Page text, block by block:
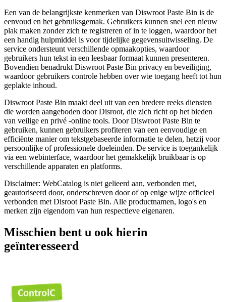
Een van de belangrijkste kenmerken van Diswroot Paste Bin is de
eenvoud en het gebruiksgemak. Gebruikers kunnen snel een nieuw
plak maken zonder zich te registreren of in te loggen, waardoor het
een handig hulpmiddel is voor tijdelijke gegevensuitwisseling. De
service ondersteunt verschillende opmaakopties, waardoor
gebruikers hun tekst in een leesbaar formaat kunnen presenteren.
Bovendien benadrukt Diswroot Paste Bin privacy en beveiliging,
waardoor gebruikers controle hebben over wie toegang heeft tot hun
geplakte inhoud.
Diswroot Paste Bin maakt deel uit van een bredere reeks diensten
die worden aangeboden door Disroot, die zich richt op het bieden
van veilige en privé -online tools. Door Diswroot Paste Bin te
gebruiken, kunnen gebruikers profiteren van een eenvoudige en
efficiënte manier om tekstgebaseerde informatie te delen, hetzij voor
persoonlijke of professionele doeleinden. De service is toegankelijk
via een webinterface, waardoor het gemakkelijk bruikbaar is op
verschillende apparaten en platforms.
Disclaimer: WebCatalog is niet gelieerd aan, verbonden met,
geautoriseerd door, onderschreven door of op enige wijze officieel
verbonden met Disroot Paste Bin. Alle productnamen, logo's en
merken zijn eigendom van hun respectieve eigenaren.
Misschien bent u ook hierin
geïnteresseerd